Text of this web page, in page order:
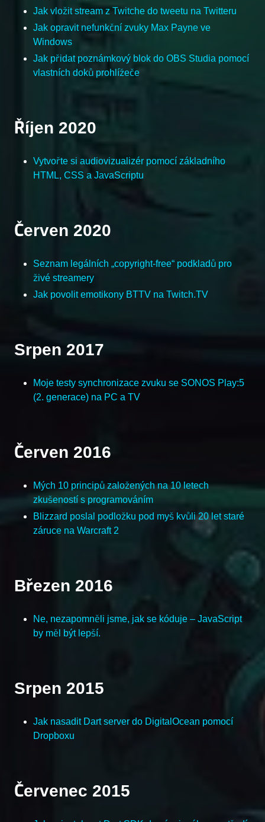
Jak vložit stream z Twitche do tweetu na Twitteru
Jak opravit nefunkční zvuky Max Payne ve
Windows
Jak přidat poznámkový blok do OBS Studia pomocí
vlastních doků prohlížeče
Říjen 2020
Vytvořte si audiovizualizér pomocí základního
HTML, CSS a JavaScriptu
Červen 2020
Seznam legálních „copyright-free“ podkladů pro
živé streamery
Jak povolit emotikony BTTV na Twitch.TV
Srpen 2017
Moje testy synchronizace zvuku se SONOS Play:5
(2. generace) na PC a TV
Červen 2016
Mých 10 principů založených na 10 letech
zkušeností s programováním
Blizzard poslal podložku pod myš kvůli 20 let staré
záruce na Warcraft 2
Březen 2016
Ne, nezapomněli jsme, jak se kóduje – JavaScript
by měl být lepší.
Srpen 2015
Jak nasadit Dart server do DigitalOcean pomocí
Dropboxu
Červenec 2015